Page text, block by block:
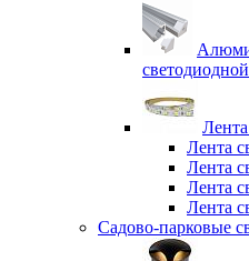
Лента
Лента
Лента
Лента
Садово-парковые